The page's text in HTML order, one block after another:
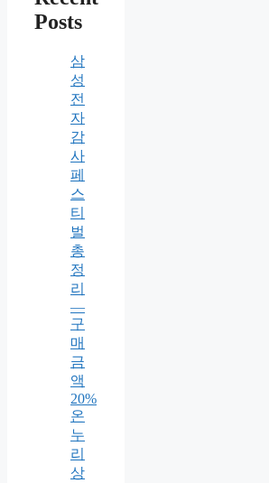
Posts
삼
성
전
자
감
사
페
스
티
벌
총
정
리
—
구
매
금
액
20%
온
누
리
상